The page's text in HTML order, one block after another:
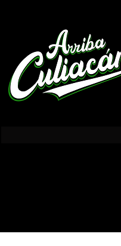
Publicidad en Culiacán Sinaloa.